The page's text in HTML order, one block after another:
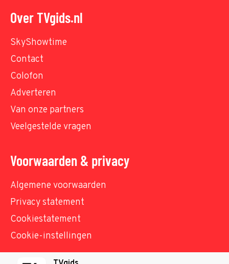
Over TVgids.nl
SkyShowtime
Contact
Colofon
Adverteren
Van onze partners
Veelgestelde vragen
Voorwaarden & privacy
Algemene voorwaarden
Privacy statement
Cookiestatement
Cookie-instellingen